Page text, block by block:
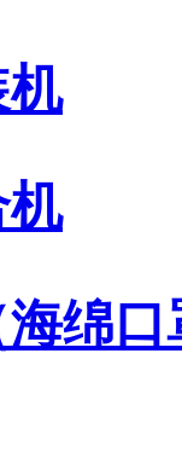
机
绵口